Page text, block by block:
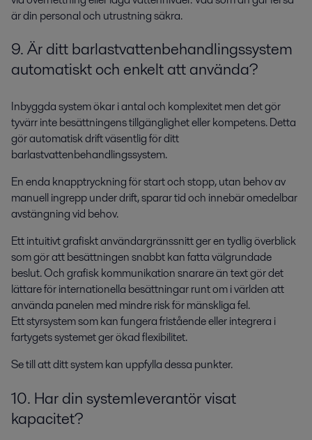
är din personal och utrustning säkra.
9. Är ditt barlastvattenbehandlingssystem
automatiskt och enkelt att använda?
Inbyggda system ökar i antal och komplexitet men det gör
tyvärr inte besättningens tillgänglighet eller kompetens. Detta
gör automatisk drift väsentlig för ditt
barlastvattenbehandlingssystem.
En enda knapptryckning för start och stopp, utan behov av
manuell ingrepp under drift, sparar tid och innebär omedelbar
avstängning vid behov.
Ett intuitivt grafiskt användargränssnitt ger en tydlig överblick
som gör att besättningen snabbt kan fatta välgrundade
beslut. Och grafisk kommunikation snarare än text gör det
lättare för internationella besättningar runt om i världen att
använda panelen med mindre risk för mänskliga fel.
Ett styrsystem som kan fungera fristående eller integrera i
fartygets systemet ger ökad flexibilitet.
Se till att ditt system kan uppfylla dessa punkter.
10. Har din systemleverantör visat
kapacitet?